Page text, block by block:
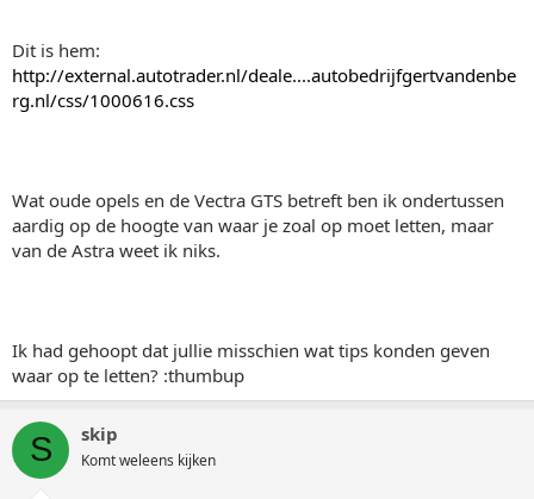
Dit is hem:
http://external.autotrader.nl/deale....autobedrijfgertvandenbe
rg.nl/css/1000616.css
Wat oude opels en de Vectra GTS betreft ben ik ondertussen
aardig op de hoogte van waar je zoal op moet letten, maar
van de Astra weet ik niks.
Ik had gehoopt dat jullie misschien wat tips konden geven
waar op te letten? :thumbup
S skip
Komt weleens kijken